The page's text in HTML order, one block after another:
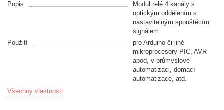
Popis
Modul relé 4 kanály s
optickým oddělením s
nastavitelným spouštěcím
signálem
Použití
pro Arduino či jiné
mikroprocesory PIC, AVR
apod, v průmyslové
automatizaci, domácí
automatizace, atd.
Všechny vlastnosti